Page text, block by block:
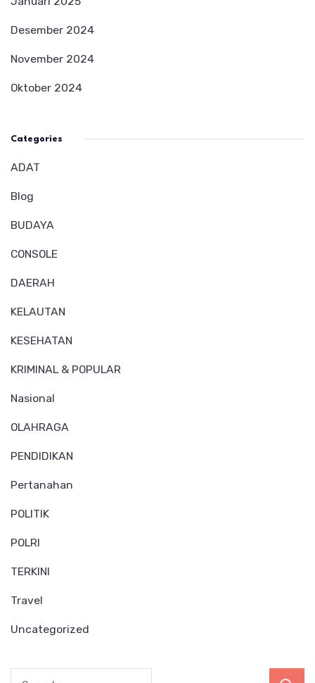
Desember 2024
November 2024
Oktober 2024
Categories
ADAT
Blog
BUDAYA
CONSOLE
DAERAH
KELAUTAN
KESEHATAN
KRIMINAL & POPULAR
Nasional
OLAHRAGA
PENDIDIKAN
Pertanahan
POLITIK
POLRI
TERKINI
Travel
Uncategorized